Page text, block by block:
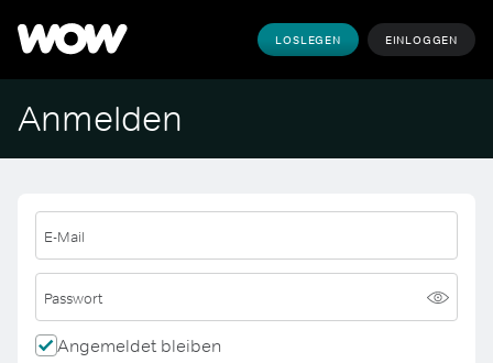
LOSLEGEN EINLOGGEN
Anmelden
E-Mail
Passwort
Angemeldet bleiben